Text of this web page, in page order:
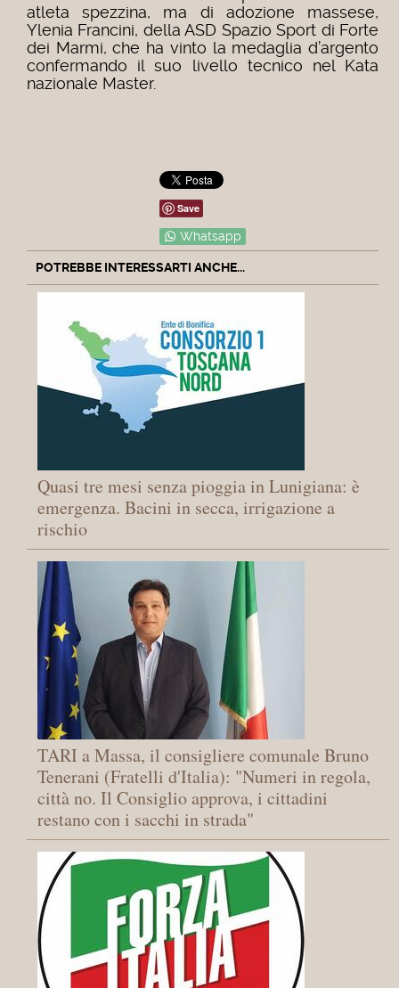
atleta spezzina, ma di adozione massese,
Ylenia Francini, della ASD Spazio Sport di Forte
dei Marmi, che ha vinto la medaglia d’argento
confermando il suo livello tecnico nel Kata
nazionale Master.
Save
Whatsapp
POTREBBE INTERESSARTI ANCHE...
Quasi tre mesi senza pioggia in Lunigiana: è
emergenza. Bacini in secca, irrigazione a
rischio
TARI a Massa, il consigliere comunale Bruno
Tenerani (Fratelli d'Italia): "Numeri in regola,
città no. Il Consiglio approva, i cittadini
restano con i sacchi in strada"